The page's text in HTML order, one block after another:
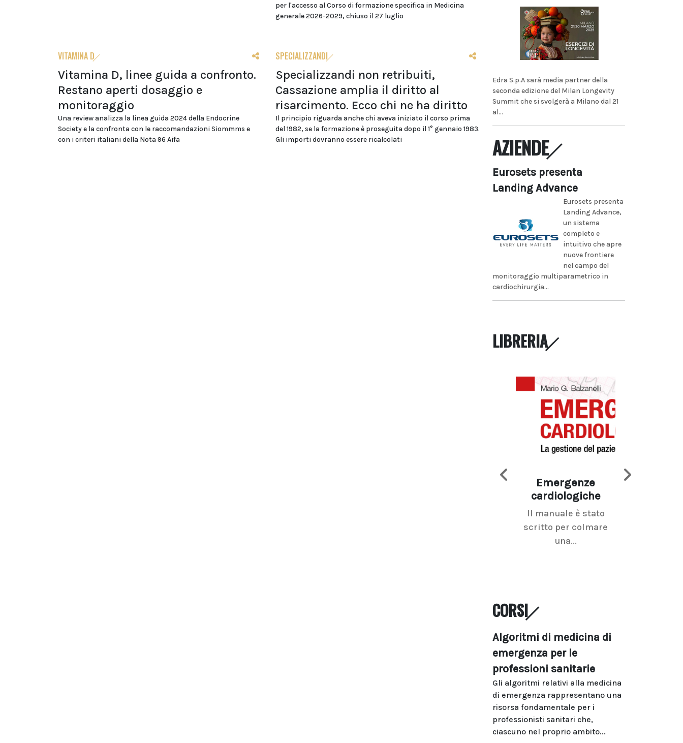
per l'accesso al Corso di formazione specifica in Medicina
generale 2026-2029, chiuso il 27 luglio
VITAMINA D
Vitamina D, linee guida a confronto.
Restano aperti dosaggio e
monitoraggio
Una review analizza la linea guida 2024 della Endocrine
Society e la confronta con le raccomandazioni Siommms e
con i criteri italiani della Nota 96 Aifa
SPECIALIZZANDI
Specializzandi non retribuiti,
Cassazione amplia il diritto al
risarcimento. Ecco chi ne ha diritto
Il principio riguarda anche chi aveva iniziato il corso prima
del 1982, se la formazione è proseguita dopo il 1° gennaio 1983.
Gli importi dovranno essere ricalcolati
Edra S.p.A sarà media partner della
seconda edizione del Milan Longevity
Summit che si svolgerà a Milano dal 21
al...
AZIENDE
Eurosets presenta
Landing Advance
Eurosets presenta
Landing Advance,
un sistema
completo e
intuitivo che apre
nuove frontiere
nel campo del
monitoraggio multiparametrico in
cardiochirurgia...
LIBRERIA
Emergenze
cardiologiche
Il manuale è stato
scritto per colmare
una...
CORSI
Algoritmi di medicina di
emergenza per le
professioni sanitarie
Gli algoritmi relativi alla medicina
di emergenza rappresentano una
risorsa fondamentale per i
professionisti sanitari che,
ciascuno nel proprio ambito...